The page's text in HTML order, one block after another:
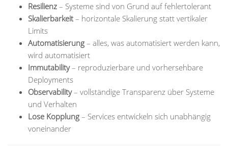
Resilienz – Systeme sind von Grund auf fehlertolerant
Skalierbarkeit – horizontale Skalierung statt vertikaler
Limits
Automatisierung – alles, was automatisiert werden kann,
wird automatisiert
Immutability– reproduzierbare und vorhersehbare
Deployments
Observability– vollständige Transparenz über Systeme
und Verhalten
Lose Kopplung – Services entwickeln sich unabhängig
voneinander